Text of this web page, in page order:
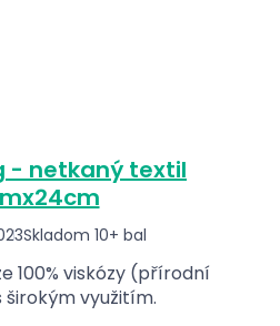
- netkaný textil
Skladom 10+ bal
100% viskózy (přírodní
využitím.